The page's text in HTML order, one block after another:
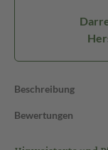
Beschreibung
Bewertungen